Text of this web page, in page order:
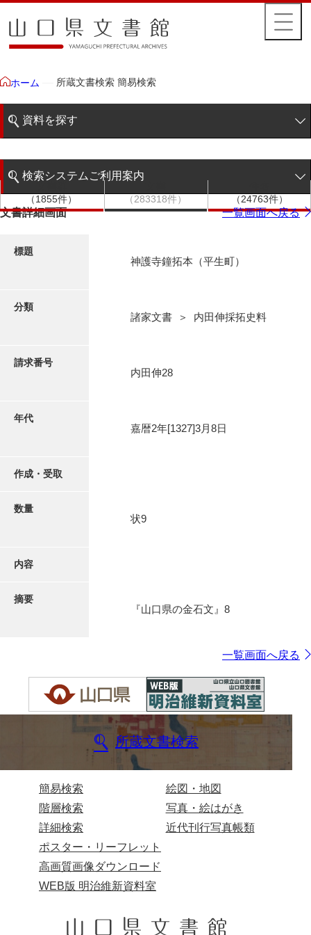
ホーム 所蔵文書検索 簡易検索
資料を探す
階層検索
写真・絵はがき
近代刊行写真帳類
検索システムご利用案内
検索システムの利用について
（1855件）
（283318件）
（24763件）
文書詳細画面 一覧画面へ戻る
標題
神護寺鐘拓本（平生町）
分類
諸家文書 ＞ 内田伸採拓史料
請求番号
内田伸28
年代
嘉暦2年[1327]3月8日
作成・受取
数量
状9
内容
摘要
『山口県の金石文』8
一覧画面へ戻る
所蔵文書検索
簡易検索
階層検索
詳細検索
絵図・地図
写真・絵はがき
近代刊行写真帳類
ポスター・リーフレット
高画質画像ダウンロード
WEB版 明治維新資料室